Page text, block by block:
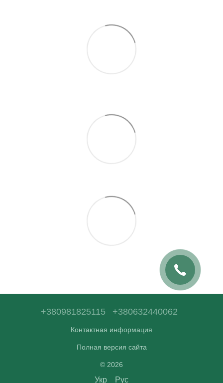
+380981825115 +380632440062
Контактная информация
Полная версия сайта
© 2026
Укр Рус